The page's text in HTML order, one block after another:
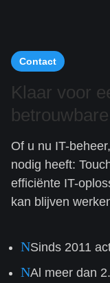
Contact
Klaar voor
betrouwbare
Of u nu IT-
nodig heeft:
efficiënte IT-
kan blijven
NSinds 2011
NAl meer dan